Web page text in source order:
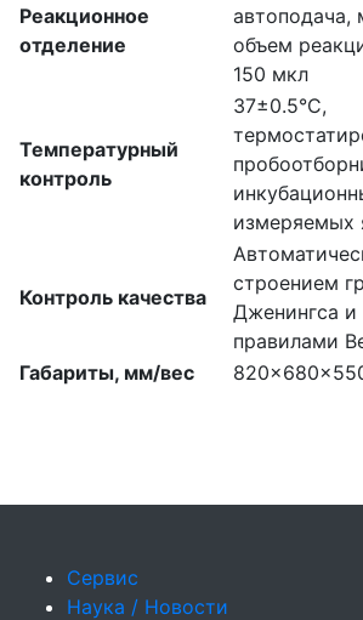
Реакционное
отделение
автоподача,
объем
150 мкл
Температурный
контроль
37±0.5°C,
измеряемых
Контроль качества
строением
Дженингса и
правилами
Габариты, мм/вес
Сервис
Наука / Новости